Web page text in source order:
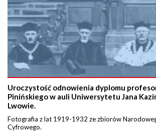
Uroczystość odnowienia dyplomu
Pinińskiego w auli Uniwersytetu Jana
Lwowie.
Fotografia z lat 1919-1932 ze zbiorów
Cyfrowego.